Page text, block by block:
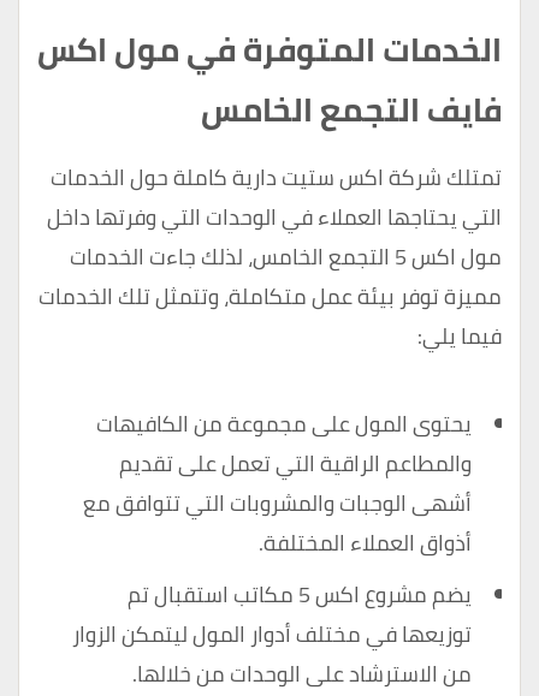
الخدمات المتوفرة في مول اكس
فايف التجمع الخامس
تمتلك شركة اكس ستيت دارية كاملة حول الخدمات
التي يحتاجها العملاء في الوحدات التي وفرتها داخل
مول اكس 5 التجمع الخامس، لذلك جاءت الخدمات
مميزة توفر بيئة عمل متكاملة، وتتمثل تلك الخدمات
فيما يلي:
يحتوى المول على مجموعة من الكافيهات
والمطاعم الراقية التي تعمل على تقديم
أشهى الوجبات والمشروبات التي تتوافق مع
أذواق العملاء المختلفة.
يضم مشروع اكس 5 مكاتب استقبال تم
توزيعها في مختلف أدوار المول ليتمكن الزوار
من الاسترشاد على الوحدات من خلالها.